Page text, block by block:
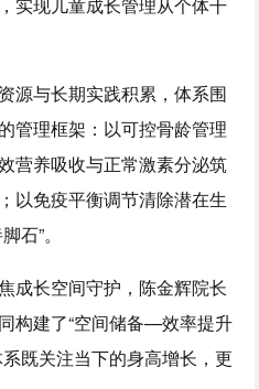
实现儿童成长管理从个体干
源与长期实践积累，体系围
管理框架：以可控骨龄管理
营养吸收与正常激素分泌筑
以免疫平衡调节清除潜在生
石”。
成长空间守护，陈金辉院长
构建了“空间储备—效率提升
既关注当下的身高增长，更